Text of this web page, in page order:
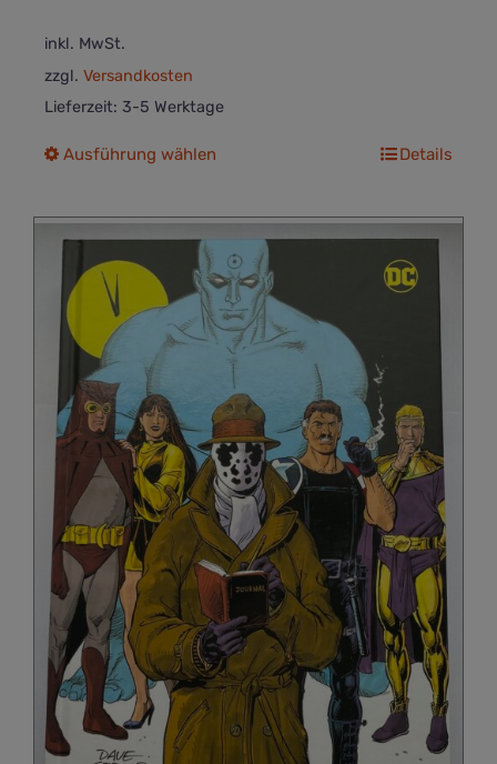
inkl. MwSt.
zzgl. Versandkosten
Lieferzeit: 3-5 Werktage
Ausführung wählen
mehrere
Varianten
auf.
Die
Optionen
können
auf
der
Produktseite
gewählt
werden
Details